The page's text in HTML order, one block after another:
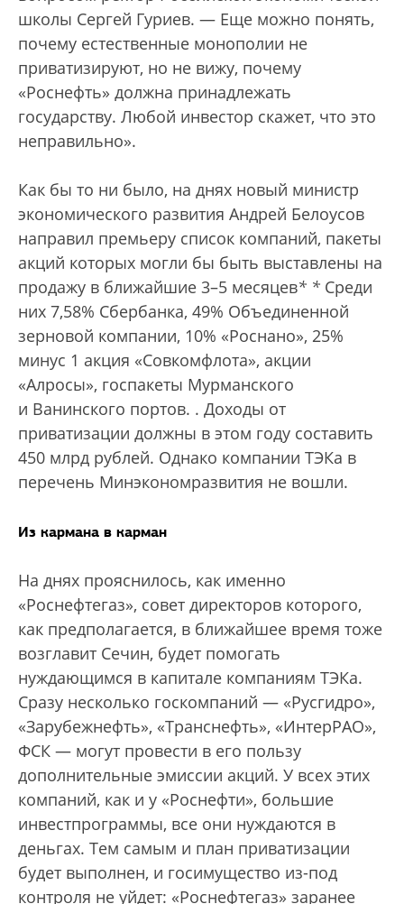
школы Сергей Гуриев. — Еще можно понять,
почему естественные монополии не
приватизируют, но не вижу, почему
«Роснефть» должна принадлежать
государству. Любой инвестор скажет, что это
неправильно».
Как бы то ни было, на днях новый министр
экономического развития Андрей Белоусов
направил премьеру список компаний, пакеты
акций которых могли бы быть выставлены на
продажу в ближайшие 3–5 месяцев* * Среди
них 7,58% Сбербанка, 49% Объединенной
зерновой компании, 10% «Роснано», 25%
минус 1 акция «Совкомфлота», акции
«Алросы», госпакеты Мурманского
и Ванинского портов. . Доходы от
приватизации должны в этом году составить
450 млрд рублей. Однако компании ТЭКа в
перечень Минэкономразвития не вошли.
Из кармана в карман
На днях прояснилось, как именно
«Роснефтегаз», совет директоров которого,
как предполагается, в ближайшее время тоже
возглавит Сечин, будет помогать
нуждающимся в капитале компаниям ТЭКа.
Сразу несколько госкомпаний — «Русгидро»,
«Зарубежнефть», «Транснефть», «ИнтерРАО»,
ФСК — могут провести в его пользу
дополнительные эмиссии акций. У всех этих
компаний, как и у «Роснефти», большие
инвестпрограммы, все они нуждаются в
деньгах. Тем самым и план приватизации
будет выполнен, и госимущество из-под
контроля не уйдет: «Роснефтегаз» заранее